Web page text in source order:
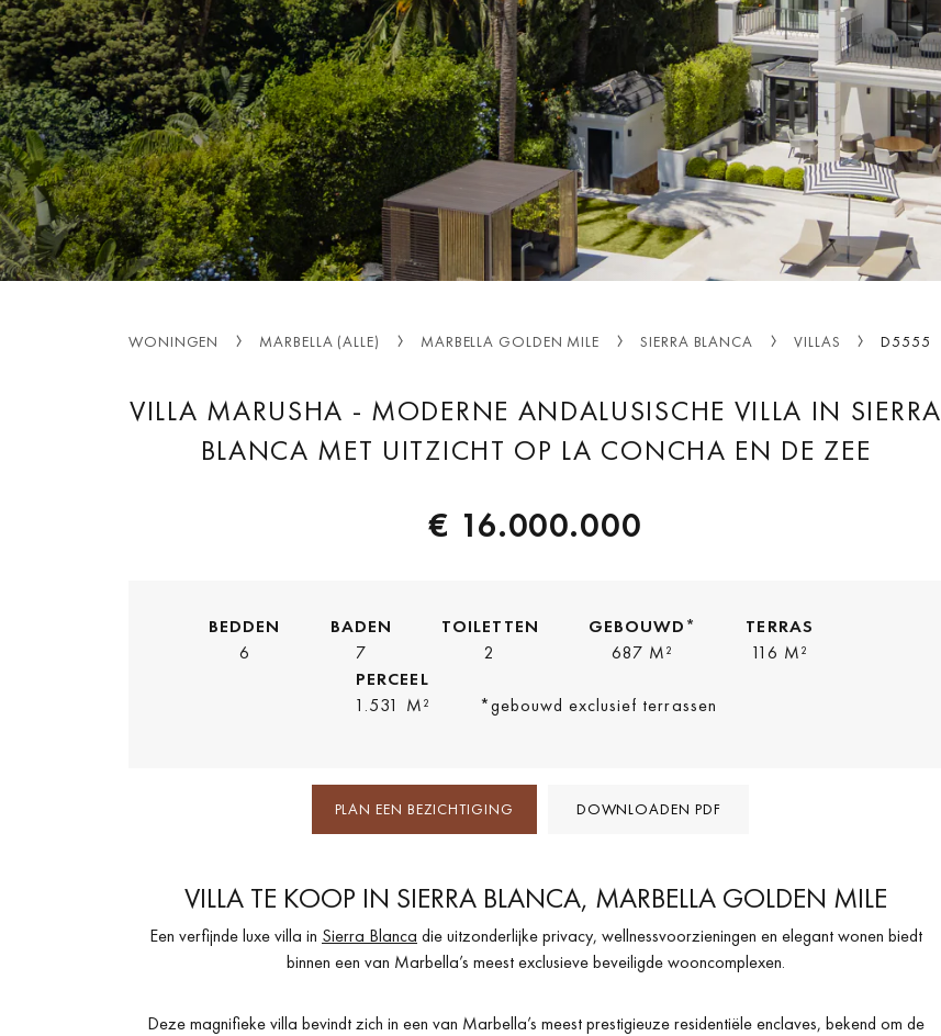
WONINGEN MARBELLA (ALLE) MARBELLA GOLDEN MILE SIERRA BLANCA VILLAS D5555
VILLA MARUSHA - MODERNE ANDALUSISCHE VILLA IN SIERRA
BLANCA MET UITZICHT OP LA CONCHA EN DE ZEE
€ 16.000.000
BEDDEN
6
BADEN
7
TOILETTEN
2
GEBOUWD*
687 M²
TERRAS
116 M²
PERCEEL
1.531 M²
*gebouwd exclusief terrassen
PLAN EEN BEZICHTIGING DOWNLOADEN PDF
VILLA TE KOOP IN SIERRA BLANCA, MARBELLA GOLDEN MILE
Een verfijnde luxe villa in Sierra Blanca die uitzonderlijke privacy, wellnessvoorzieningen en elegant wonen biedt
binnen een van Marbella’s meest exclusieve beveiligde wooncomplexen.
Deze magnifieke villa bevindt zich in een van Marbella’s meest prestigieuze residentiële enclaves, bekend om de